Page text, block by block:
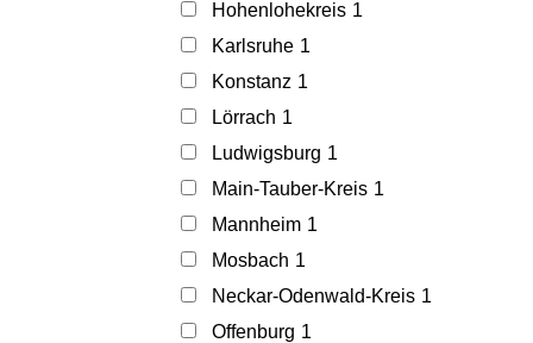
Hohenlohekreis 1
Karlsruhe 1
Konstanz 1
Lörrach 1
Ludwigsburg 1
Main-Tauber-Kreis 1
Mannheim 1
Mosbach 1
Neckar-Odenwald-Kreis 1
Offenburg 1